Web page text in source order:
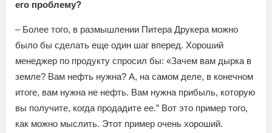
его проблему?
– Более того, в размышлении Питера Друкера можно
было бы сделать еще один шаг вперед. Хороший
менеджер по продукту спросил бы: «Зачем вам дырка в
земле? Вам нефть нужна? А, на самом деле, в конечном
итоге, вам нужна не нефть. Вам нужна прибыль, которую
вы получите, когда продадите ее.” Вот это пример того,
как можно мыслить. Этот пример очень хороший.